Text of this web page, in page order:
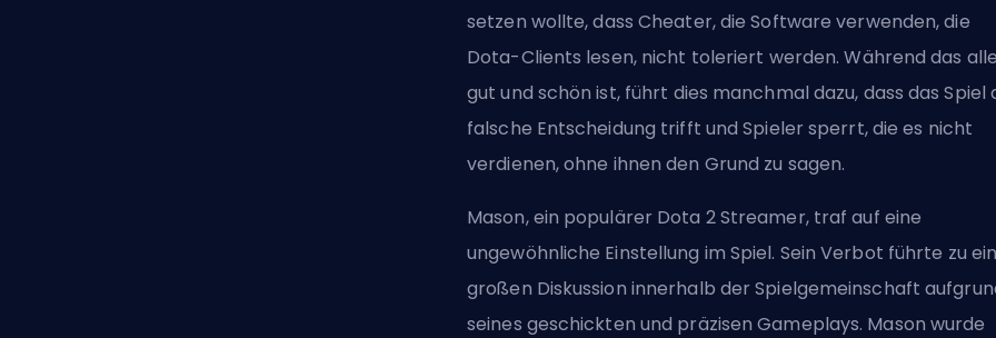
setzen wollte, dass Cheater, die Software verwenden, die
Dota-Clients lesen, nicht toleriert werden. Während das
gut und schön ist, führt dies manchmal dazu, dass das Spiel
falsche Entscheidung trifft und Spieler sperrt, die es nicht
verdienen, ohne ihnen den Grund zu sagen.
Mason, ein populärer Dota 2 Streamer, traf auf eine
ungewöhnliche Einstellung im Spiel. Sein Verbot führte zu
großen Diskussion innerhalb der Spielgemeinschaft
seines geschickten und präzisen Gameplays. Mason wurde